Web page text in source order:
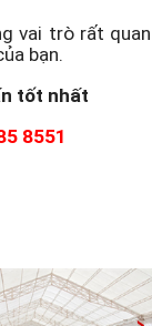
vai trò rất
bạn.
tốt nhất
8551